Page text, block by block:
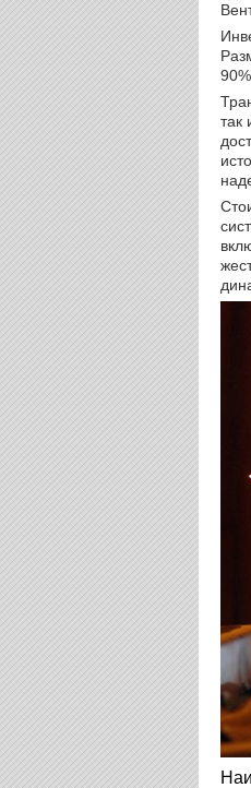
90%.
так